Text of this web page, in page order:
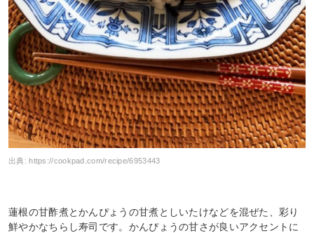
出典:https://cookpad.com/recipe/6953443
蓮根の甘酢煮とかんぴょうの甘煮としいたけなどを混ぜた、彩り
鮮やかなちらし寿司です。かんぴょうの甘さが良いアクセントに